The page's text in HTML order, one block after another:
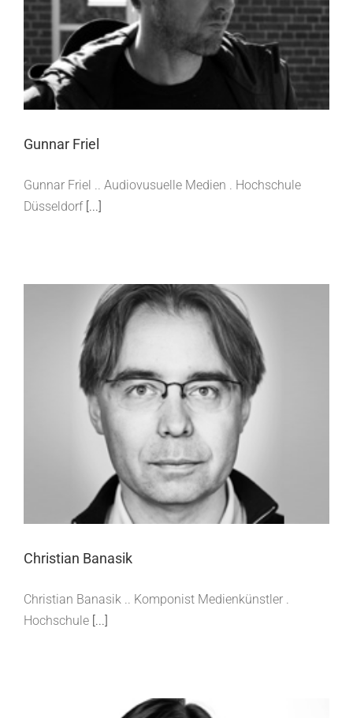
Gunnar Friel
Gunnar Friel .. Audiovusuelle Medien . Hochschule
Düsseldorf [...]
Christian Banasik
Christian Banasik
Christian Banasik .. Komponist Medienkünstler .
Hochschule [...]